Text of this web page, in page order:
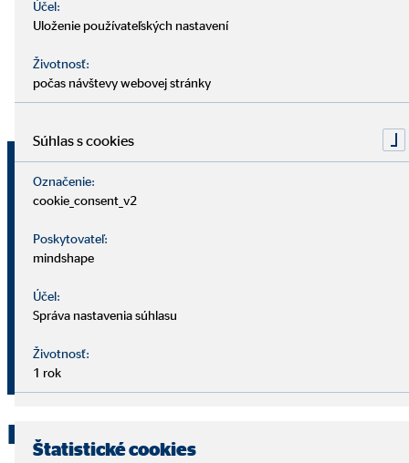
Dávid Jenčík
obchodný vedúci pre OVB Allfinanz
Slovensko a.s.
Vienna Gate - Kopčianska 8/A
851 01 Bratislava
jencikdavid@ovbmail.eu
Kontaktujte OVB Bratislava
Účel:
Uloženie používateľských nastavení
Životnosť:
počas návštevy webovej stránky
Súhlas s cookies
Označenie:
cookie_consent_v2
Poskytovateľ:
mindshape
Účel:
Správa nastavenia súhlasu
Životnosť:
1 rok
Štatistické cookies